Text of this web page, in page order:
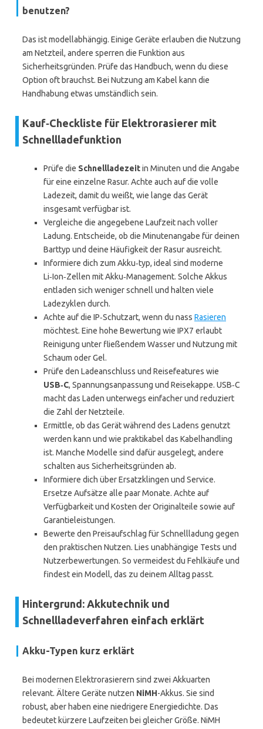
benutzen?
Das ist modellabhängig. Einige Geräte erlauben die Nutzung
am Netzteil, andere sperren die Funktion aus
Sicherheitsgründen. Prüfe das Handbuch, wenn du diese
Option oft brauchst. Bei Nutzung am Kabel kann die
Handhabung etwas umständlich sein.
Kauf‑Checkliste für Elektrorasierer mit
Schnellladefunktion
Prüfe die Schnellladezeitin Minuten und die Angabe
für eine einzelne Rasur. Achte auch auf die volle
Ladezeit, damit du weißt, wie lange das Gerät
insgesamt verfügbar ist.
Vergleiche die angegebene Laufzeit nach voller
Ladung. Entscheide, ob die Minutenangabe für deinen
Barttyp und deine Häufigkeit der Rasur ausreicht.
Informiere dich zum Akku‑typ, ideal sind moderne
Li‑Ion‑Zellen mit Akku‑Management. Solche Akkus
entladen sich weniger schnell und halten viele
Ladezyklen durch.
Achte auf die IP‑Schutzart, wenn du nass Rasieren
möchtest. Eine hohe Bewertung wie IPX7 erlaubt
Reinigung unter fließendem Wasser und Nutzung mit
Schaum oder Gel.
Prüfe den Ladeanschluss und Reisefeatures wie
USB‑C, Spannungsanpassung und Reisekappe. USB‑C
macht das Laden unterwegs einfacher und reduziert
die Zahl der Netzteile.
Ermittle, ob das Gerät während des Ladens genutzt
werden kann und wie praktikabel das Kabelhandling
ist. Manche Modelle sind dafür ausgelegt, andere
schalten aus Sicherheitsgründen ab.
Informiere dich über Ersatzklingen und Service.
Ersetze Aufsätze alle paar Monate. Achte auf
Verfügbarkeit und Kosten der Originalteile sowie auf
Garantieleistungen.
Bewerte den Preisaufschlag für Schnellladung gegen
den praktischen Nutzen. Lies unabhängige Tests und
Nutzerbewertungen. So vermeidest du Fehlkäufe und
findest ein Modell, das zu deinem Alltag passt.
Hintergrund: Akkutechnik und
Schnellladeverfahren einfach erklärt
Akku-Typen kurz erklärt
Bei modernen Elektrorasierern sind zwei Akkuarten
relevant. Ältere Geräte nutzen NiMH-Akkus. Sie sind
robust, aber haben eine niedrigere Energiedichte. Das
bedeutet kürzere Laufzeiten bei gleicher Größe. NiMH